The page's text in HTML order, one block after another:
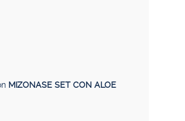
MIZONASE SET CON ALOE